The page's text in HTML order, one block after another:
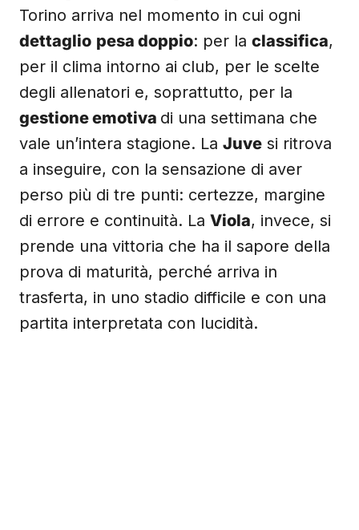
Torino arriva nel momento in cui ogni
dettaglio pesa doppio: per la classifica,
per il clima intorno ai club, per le scelte
degli allenatori e, soprattutto, per la
gestione emotiva di una settimana che
vale un’intera stagione. La Juve si ritrova
a inseguire, con la sensazione di aver
perso più di tre punti: certezze, margine
di errore e continuità. La Viola, invece, si
prende una vittoria che ha il sapore della
prova di maturità, perché arriva in
trasferta, in uno stadio difficile e con una
partita interpretata con lucidità.